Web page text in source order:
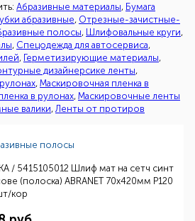
Абразивные материалы, Бумага
абразивные, Отрезные-зачистные-
полосы, Шлифовальные круги,
, Спецодежда для автосервиса,
, Герметизирующие материалы,
дизайнерсике ленты,
, Маскировочная пленка в
в рулонах, Маскировочные ленты
валики, Ленты от протиров
полосы
/ 5415105012 Шлиф мат на сетч синт
(полоска) ABRANET 70x420мм Р120
кор